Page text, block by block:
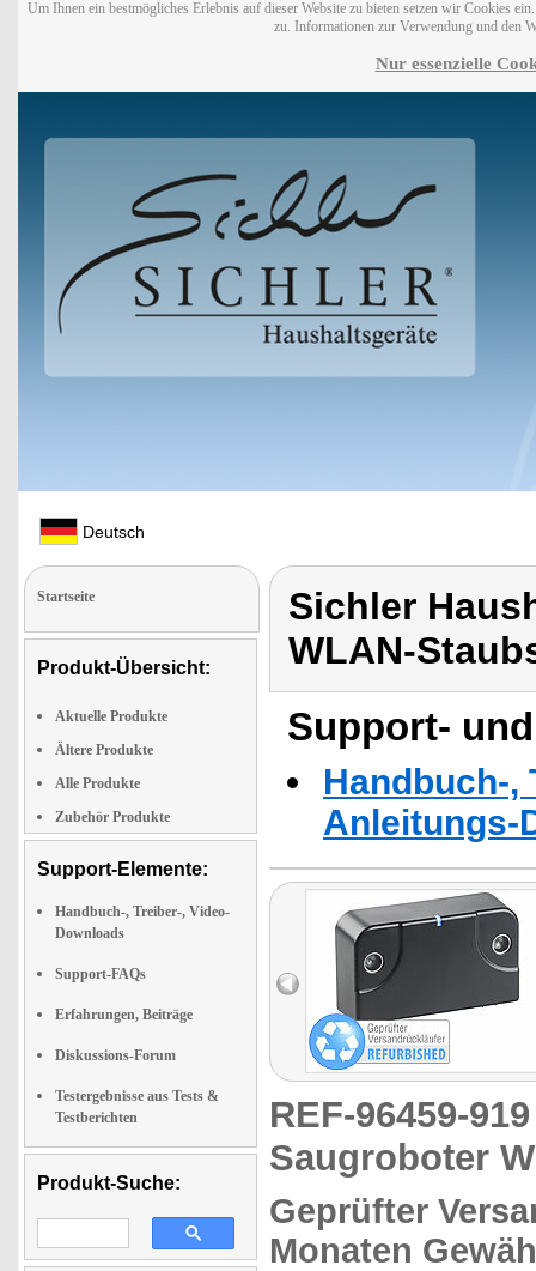
Um Ihnen ein bestmögliches Erlebnis auf dieser Website zu bieten setzen wir Cookies
zu. Informationen zur Verwendung und den
Nur essenzielle
Deutsch
Startseite
Produkt-Übersicht:
Aktuelle Produkte
Ältere Produkte
Alle Produkte
Zubehör Produkte
Support-Elemente:
Handbuch-, Treiber-, Video-
Downloads
Support-FAQs
Erfahrungen, Beiträge
Diskussions-Forum
Testergebnisse aus Tests &
Testberichten
Produkt-Suche:
Sichler
WLAN-
Support-
Handbuch-,
Anleitungs-
REF-96459-
Saugroboter
Geprüfter
Monaten